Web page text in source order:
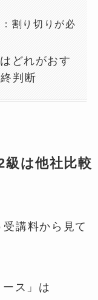
割り切りが必
どれがおす
判断
級は他社比較
講料から見て
ス」は